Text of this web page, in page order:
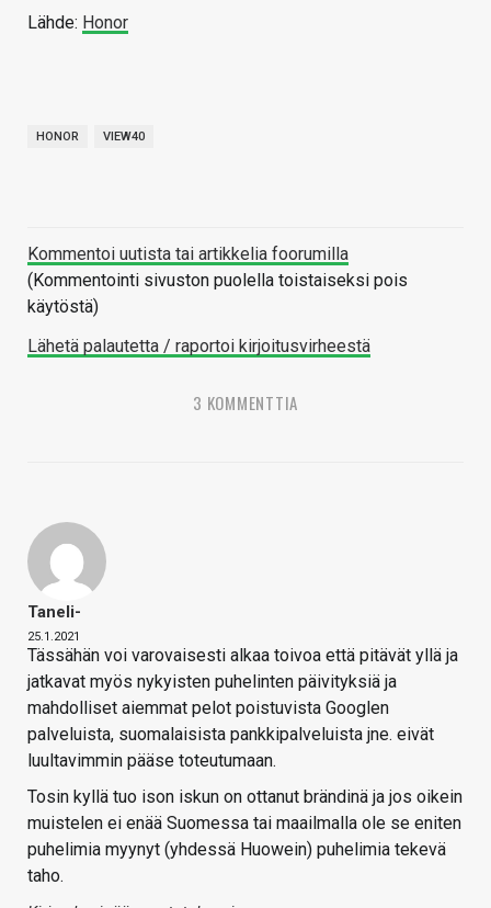
Lähde: Honor
HONOR VIEW40
Kommentoi uutista tai artikkelia foorumilla
(Kommentointi sivuston puolella toistaiseksi pois
käytöstä)
Lähetä palautetta / raportoi kirjoitusvirheestä
3 KOMMENTTIA
Taneli-
25.1.2021
Tässähän voi varovaisesti alkaa toivoa että pitävät yllä ja
jatkavat myös nykyisten puhelinten päivityksiä ja
mahdolliset aiemmat pelot poistuvista Googlen
palveluista, suomalaisista pankkipalveluista jne. eivät
luultavimmin pääse toteutumaan.
Tosin kyllä tuo ison iskun on ottanut brändinä ja jos oikein
muistelen ei enää Suomessa tai maailmalla ole se eniten
puhelimia myynyt (yhdessä Huowein) puhelimia tekevä
taho.